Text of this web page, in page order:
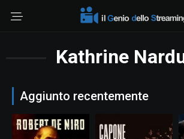
Kathrine
Aggiunto recentemente